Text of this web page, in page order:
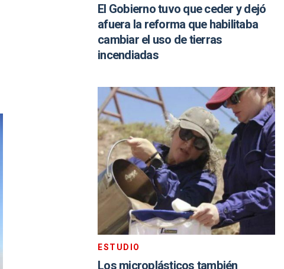
El Gobierno tuvo que ceder y dejó
afuera la reforma que habilitaba
cambiar el uso de tierras
incendiadas
ESTUDIO